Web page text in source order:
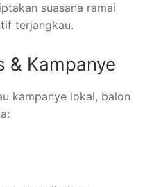
suasana ramai
terjangkau.
& Kampanye
kampanye lokal, balon